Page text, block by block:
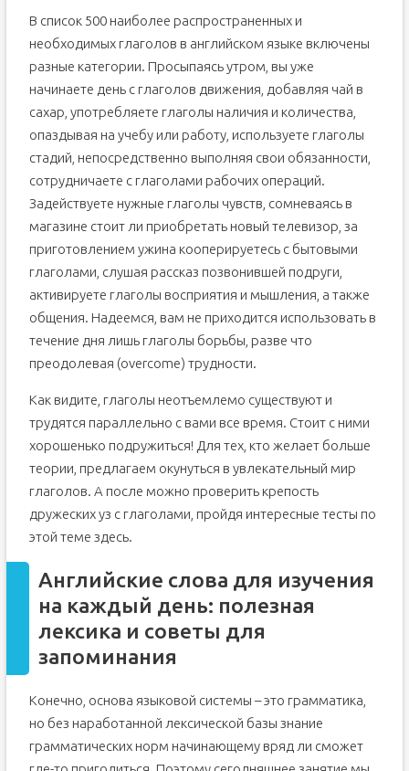
В список 500 наиболее распространенных и
необходимых глаголов в английском языке включены
разные категории. Просыпаясь утром, вы уже
начинаете день с глаголов движения, добавляя чай в
сахар, употребляете глаголы наличия и количества,
опаздывая на учебу или работу, используете глаголы
стадий, непосредственно выполняя свои обязанности,
сотрудничаете с глаголами рабочих операций.
Задействуете нужные глаголы чувств, сомневаясь в
магазине стоит ли приобретать новый телевизор, за
приготовлением ужина кооперируетесь с бытовыми
глаголами, слушая рассказ позвонившей подруги,
активируете глаголы восприятия и мышления, а также
общения. Надеемся, вам не приходится использовать в
течение дня лишь глаголы борьбы, разве что
преодолевая (overcome) трудности.
Как видите, глаголы неотъемлемо существуют и
трудятся параллельно с вами все время. Стоит с ними
хорошенько подружиться! Для тех, кто желает больше
теории, предлагаем окунуться в увлекательный мир
глаголов. А после можно проверить крепость
дружеских уз с глаголами, пройдя интересные тесты по
этой теме здесь.
Английские слова для изучения
на каждый день: полезная
лексика и советы для
запоминания
Конечно, основа языковой системы – это грамматика,
но без наработанной лексической базы знание
грамматических норм начинающему вряд ли сможет